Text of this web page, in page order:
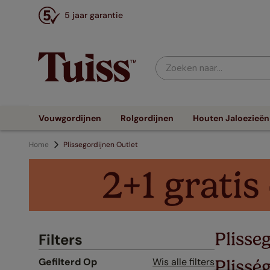
5 jaar garantie
Zoeken naar...
Vouwgordijnen Rolgordijnen Houten Jaloezieën
Home Plissegordijnen Outlet
Filters
Gefilterd Op
Wis alle filters